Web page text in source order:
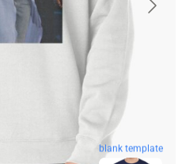
blank template